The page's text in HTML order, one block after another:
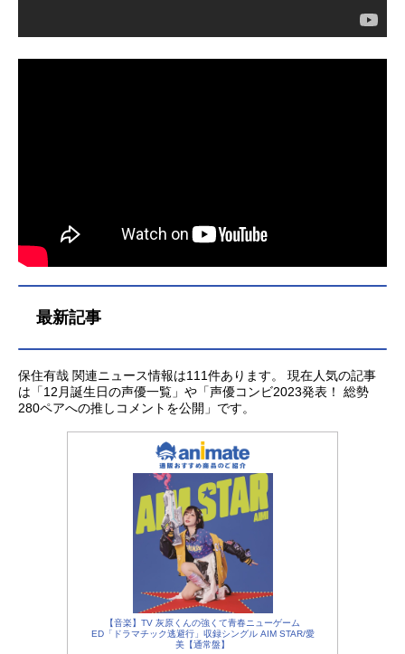
最新記事
保住有哉 関連ニュース情報は111件あります。 現在人気の記事
は「12月誕生日の声優一覧」や「声優コンビ2023発表！ 総勢
280ペアへの推しコメントを公開」です。
【音楽】TV 灰原くんの強くて青春ニューゲーム
ED「ドラマチック逃避行」収録シングル AIM STAR/愛
美【通常盤】